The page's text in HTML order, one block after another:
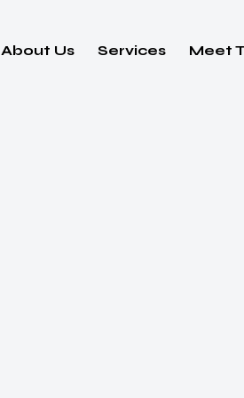
About Us Services Meet